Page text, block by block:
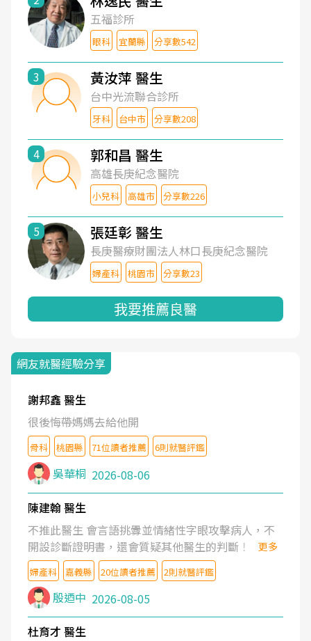
五福診所
眼科 宜蘭縣 分享數542
3 黃汝萍 醫生
台中光流聯合診所
牙科 台中市 分享數208
4 郭和昌 醫生
高雄長庚紀念醫院
小兒科 高雄市 分享數226
5 張廷彰 醫生
長庚醫療財團法人林口長庚紀念醫院
婦產科 桃園市 分享數23
我要推薦良醫
網友就醫經驗分享
謝邦鑫 醫生
很後悔帶媽媽去給他開
骨科 桃園縣 71位讀者推薦 6則就醫評鑑
吳華桐 2026-08-06
陳建翰 醫生
不推此醫生 會言語挑釁並情緒性字眼攻擊病人，不
開設診斷證明書，還會質疑其他醫生的判斷！
更多
婦產科 嘉義縣 20位讀者推薦 2則就醫評鑑
殷迺中 2026-08-05
杜育才 醫生